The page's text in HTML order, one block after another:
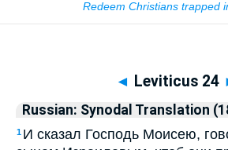
Biblia>Russian: Synodal Translation (1876)>
◄ Leviticus 24
Russian: Synodal Translation
1 И сказал Господь Моисею,